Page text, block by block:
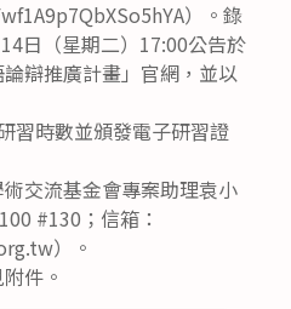
）。錄
日（星期二）17:00公告於
論辯推廣計畫」官網，並以
習時數並頒發電子研習證
交流基金會專案助理袁小
#130；信箱：
）。
件。